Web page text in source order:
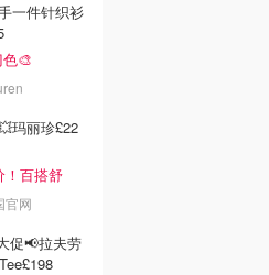
一件针织衫
🎨
玛丽珍£22
！百搭舒
官网
促📢拉夫劳